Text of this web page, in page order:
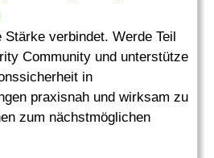
verbindet. Werde Teil
Community und unterstütze
in
praxisnah und wirksam zu
zum nächstmöglichen